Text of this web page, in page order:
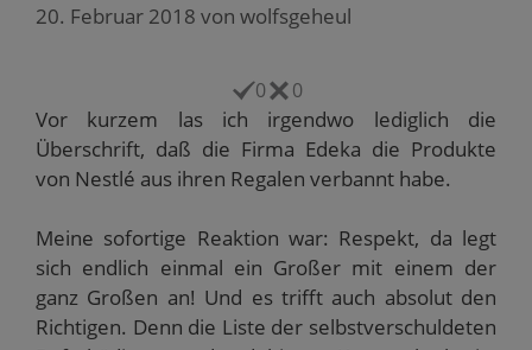
20. Februar 2018 von wolfsgeheul
0 0
Vor kurzem las ich irgendwo lediglich die
Überschrift, daß die Firma Edeka die Produkte
von Nestlé aus ihren Regalen verbannt habe.
Meine sofortige Reaktion war: Respekt, da legt
sich endlich einmal ein Großer mit einem der
ganz Großen an! Und es trifft auch absolut den
Richtigen. Denn die Liste der selbstverschuldeten